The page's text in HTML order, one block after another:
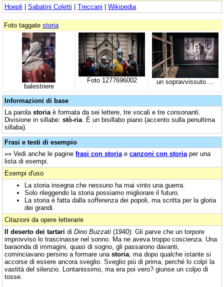
Hoepli | Sabatini Coletti | Treccani | Wikipedia
Foto taggate storia
balestriere
Foto 1277696002 un sopravvissuto....
Informazioni di base
La parola storia è formata da sei lettere, tre vocali e tre consonanti.
Divisione in sillabe: stò-ria . È un bisillabo piano (accento sulla penultima
sillaba).
Frasi e testi di esempio
»» Vedi anche le pagine frasi con storia e canzoni con storia per una
lista di esempi.
Esempi d'uso
La storia insegna che nessuno ha mai vinto una guerra.
Solo rileggendo la storia possiamo migliorare il futuro.
La storia è fatta dalla sofferenza dei popoli, ma scritta per la gloria
dei grandi.
Citazioni da opere letterarie
Il deserto dei tartari di Dino Buzzati (1940): Gli parve che un torpore
improvviso lo trascinasse nel sonno. Ma ne aveva troppo coscienza. Una
baraonda di immagini, quasi di sogno, gli passarono davanti,
cominciavano persino a formare una storia; ma dopo qualche istante si
accorse di essere ancora sveglio. Sveglio più di prima, perché lo colpì la
vastità del silenzio. Lontanissimo, ma era poi vero? giunse un colpo di
tosse.